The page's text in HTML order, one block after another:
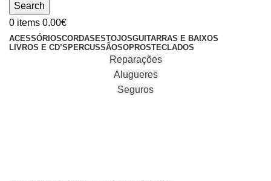
Search
0 items 0.00€
ACESSÓRIOSCORDAS ESTOJOSGUITARRAS E BAIXOS
LIVROS E CD’S PERCUSSÃOSOPROSTECLADOS
Reparações
Alugueres
Seguros